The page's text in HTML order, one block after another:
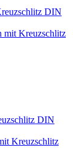
DIN
mit Kreuzschlitz
DIN
Kreuzschlitz